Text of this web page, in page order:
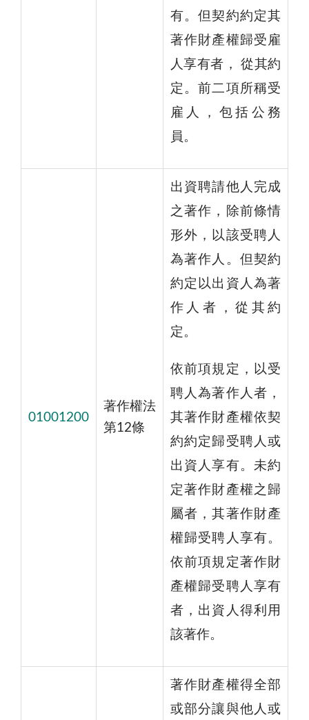
有。但契約約定其
著作財產權歸受雇
人享有者， 從其約
定。前二項所稱受
雇人，包括公務
員。
01001200
著作權法
第12條
出資聘請他人完成
之著作，除前條情
形外，以該受聘人
為著作人。但契約
約定以出資人為著
作人者，從其約
定。
依前項規定，以受
聘人為著作人者，
其著作財產權依契
約約定歸受聘人或
出資人享有。未約
定著作財產權之歸
屬者，其著作財產
權歸受聘人享有。
依前項規定著作財
產權歸受聘人享有
者，出資人得利用
該著作。
著作財產權得全部
或部分讓與他人或